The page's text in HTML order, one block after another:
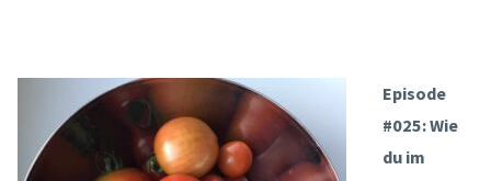
Episode
#025: Wie
du im